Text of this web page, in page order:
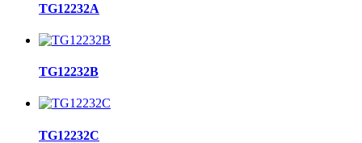
TG12232A
TG12232B
TG12232C